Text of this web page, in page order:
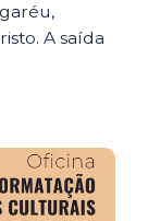
A saída